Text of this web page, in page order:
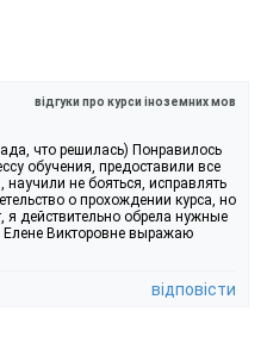
відгуки про курси іноземних мов
что решилась) Понравилось
обучения, предоставили все
не бояться, исправлять
о прохождении курса, но
я действительно обрела нужные
Елене Викторовне выражаю
відповісти